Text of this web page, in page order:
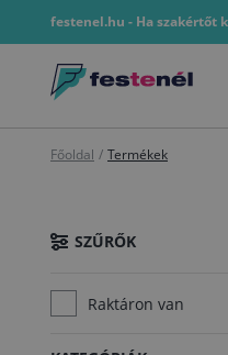
festenel.hu - Ha szakértőt
Főoldal / Termékek
SZŰRŐK
Raktáron van